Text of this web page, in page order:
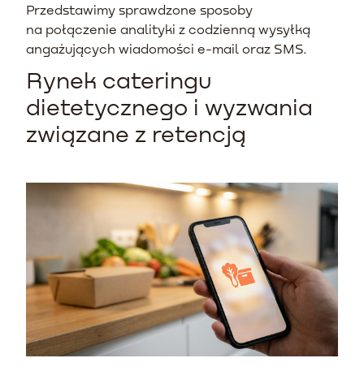
Przedstawimy sprawdzone sposoby
na połączenie analityki z codzienną wysyłką
angażujących wiadomości e-mail oraz SMS.
Rynek cateringu
dietetycznego i wyzwania
związane z retencją